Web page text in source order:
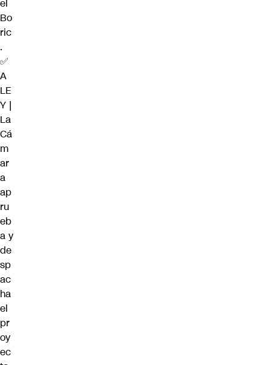
el
Bo
ric
.
✅
A
LE
Y |
La
Cá
m
ar
a
ap
ru
eb
a y
de
sp
ac
ha
el
pr
oy
ec